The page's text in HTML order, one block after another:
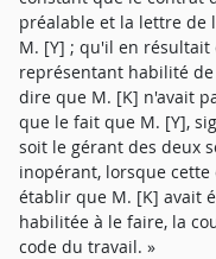
préalable et la lettre de
M. [Y] ; qu'il en
représentant habilité
dire que M. [K] n'avait
que le fait que M. [Y],
soit le gérant des deux
inopérant, lorsque
établir que M. [K] avait
habilitée à le faire, la
code du travail. »